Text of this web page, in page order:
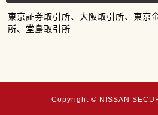
東京証券取引所、大阪取引所、東京
所、堂島取引所
Copyright © NISSAN